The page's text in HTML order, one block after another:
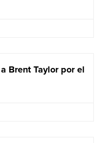
Brent Taylor por el